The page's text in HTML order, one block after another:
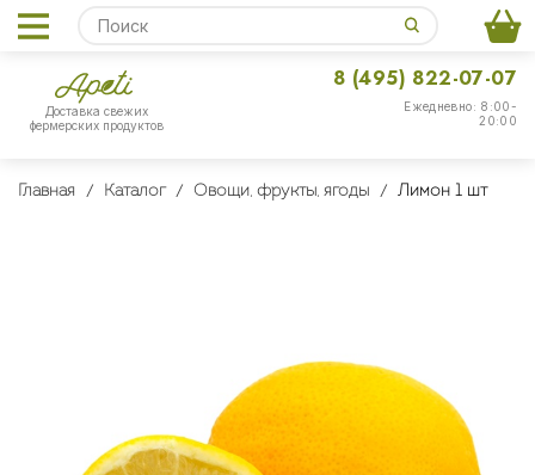
Доставка свежих
фермерских продуктов
Ежедневно: 8:00-
20:00
8 (495) 822-07-07
Главная Каталог Овощи, фрукты, ягоды Лимон 1 шт